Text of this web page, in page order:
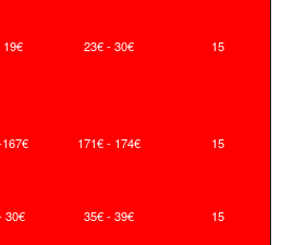
19€ 23€ - 30€ 15
171€ - 174€ 15
30€ 35€ - 39€ 15